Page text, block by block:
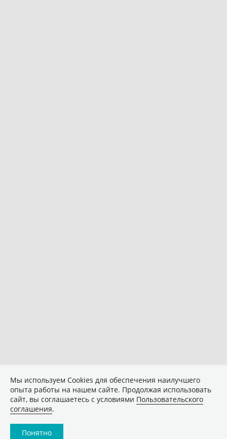
Мы используем Сookies для обеспечения наилучшего
опыта работы на нашем сайте. Продолжая использовать
сайт, вы соглашаетесь с условиями Пользовательского
соглашения.
Понятно